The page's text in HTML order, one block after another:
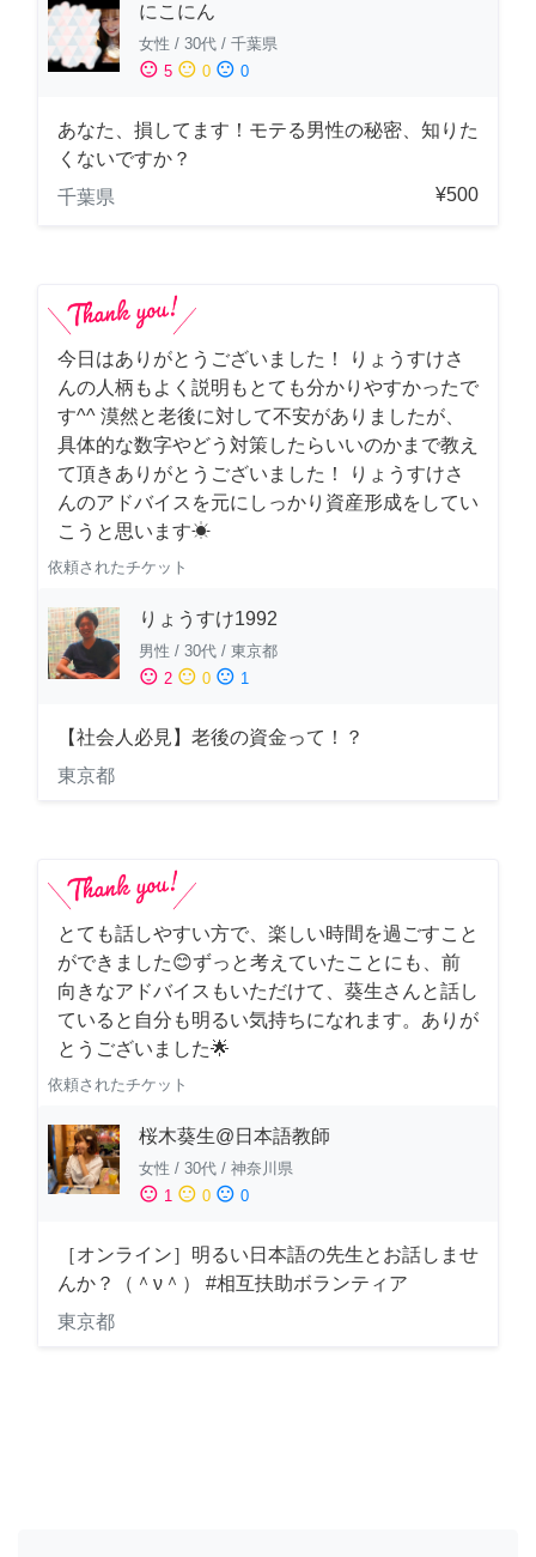
にこにん
女性 / 30代 / 千葉県
sentiment_satisfied 5 sentiment_neutral 0 sentiment_dissatisfied 0
あなた、損してます！モテる男性の秘密、知りた
くないですか？
千葉県
¥500
今日はありがとうございました！ りょうすけさ
んの人柄もよく説明もとても分かりやすかったで
す^^ 漠然と老後に対して不安がありましたが、
具体的な数字やどう対策したらいいのかまで教え
て頂きありがとうございました！ りょうすけさ
んのアドバイスを元にしっかり資産形成をしてい
こうと思います☀︎
依頼されたチケット
りょうすけ1992
男性 / 30代 / 東京都
sentiment_satisfied 2 sentiment_neutral 0 sentiment_dissatisfied 1
【社会人必見】老後の資金って！？
東京都
とても話しやすい方で、楽しい時間を過ごすこと
ができました😊ずっと考えていたことにも、前
向きなアドバイスもいただけて、葵生さんと話し
ていると自分も明るい気持ちになれます。ありが
とうございました🌟
依頼されたチケット
桜木葵生@日本語教師
女性 / 30代 / 神奈川県
sentiment_satisfied 1 sentiment_neutral 0 sentiment_dissatisfied 0
［オンライン］明るい日本語の先生とお話しませ
んか？（＾ν＾） #相互扶助ボランティア
東京都